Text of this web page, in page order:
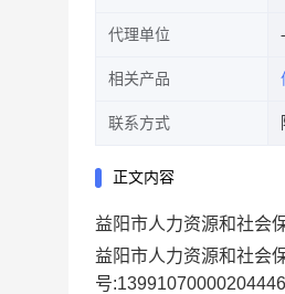
代理单位
相关产品
联系方式
正文内容
益阳市人力资源和社会
益阳市人力资源和社会
号: